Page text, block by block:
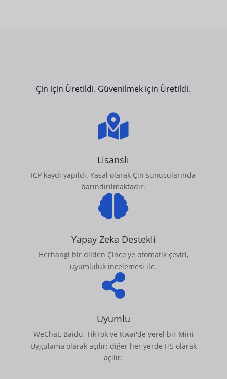
Çin için Üretildi. Güvenilmek için Üretildi.

Lisanslı
ICP kaydı yapıldı. Yasal olarak Çin sunucularında
barındırılmaktadır.

Yapay Zeka Destekli
Herhangi bir dilden Çince'ye otomatik çeviri,
uyumluluk incelemesi ile.

Uyumlu
WeChat, Baidu, TikTok ve Kwai'de yerel bir Mini
Uygulama olarak açılır; diğer her yerde H5 olarak
açılır.